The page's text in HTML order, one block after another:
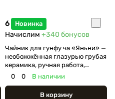
Новинка
6 800 ₽
Начислим +340 бонусов
Чайник для гунфу ча «Яньни» —
необожжённая глазурью грубая
керамика, ручная работа,
дровяной обжиг, 90 мл
0 0 В наличии
В корзину